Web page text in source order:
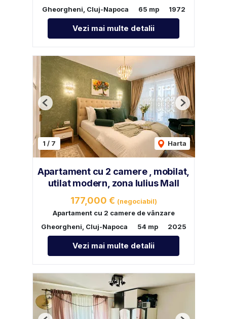
Gheorgheni, Cluj-Napoca
65 mp 1972
Vezi mai multe detalii
1 / 7 Harta
Previous Next
Apartament cu 2 camere , mobilat,
utilat modern, zona Iulius Mall
177,000 € (negociabil)
Apartament cu 2 camere de vânzare
Gheorgheni, Cluj-Napoca
54 mp 2025
Vezi mai multe detalii